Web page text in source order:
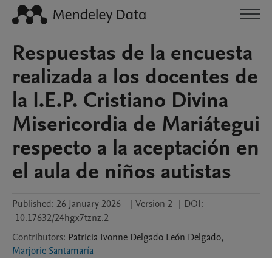
Respuestas de la encuesta
realizada a los docentes de
la I.E.P. Cristiano Divina
Misericordia de Mariátegui
respecto a la aceptación en
el aula de niños autistas
Published: 26 January 2026 | Version 2 | DOI:
10.17632/24hgx7tznz.2
Contributors: Patricia Ivonne Delgado León Delgado,
Marjorie Santamaría